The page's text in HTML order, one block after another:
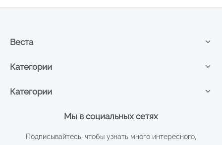
Мы в социальных сетях
Подписывайтесь, чтобы узнать много интересного,
Категории
Категории
Веста